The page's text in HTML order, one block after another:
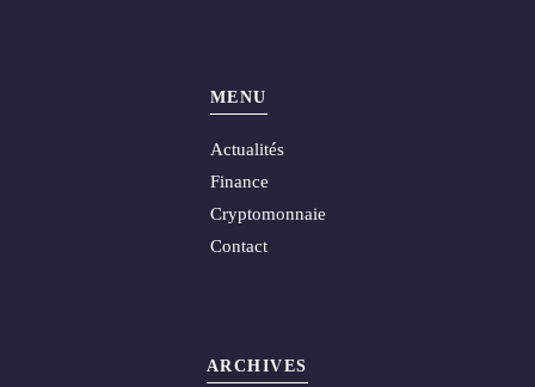
MENU
Actualités
Finance
Cryptomonnaie
Contact
ARCHIVES